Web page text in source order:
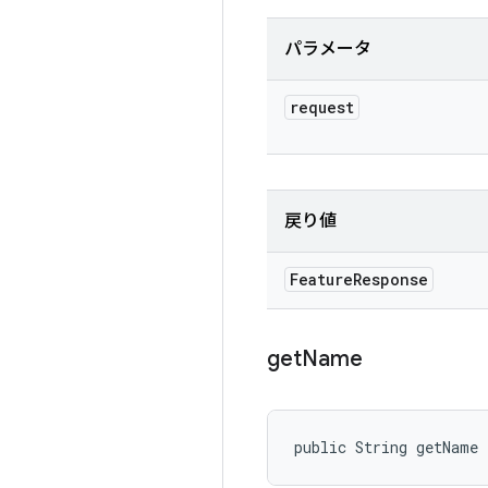
パラメータ
request
戻り値
FeatureResponse
getName
public String